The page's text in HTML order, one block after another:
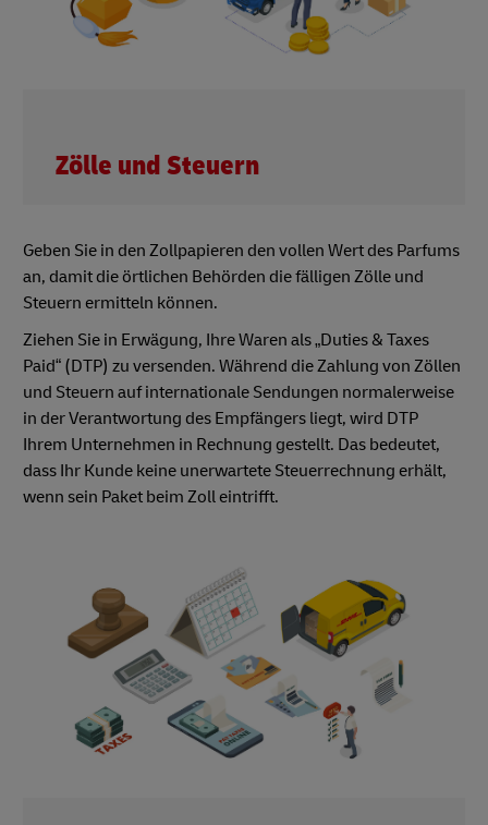
Zölle und Steuern
Geben Sie in den Zollpapieren den vollen Wert des Parfums
an, damit die örtlichen Behörden die fälligen Zölle und
Steuern ermitteln können.
Ziehen Sie in Erwägung, Ihre Waren als „Duties & Taxes
Paid“ (DTP) zu versenden. Während die Zahlung von Zöllen
und Steuern auf internationale Sendungen normalerweise
in der Verantwortung des Empfängers liegt, wird DTP
Ihrem Unternehmen in Rechnung gestellt. Das bedeutet,
dass Ihr Kunde keine unerwartete Steuerrechnung erhält,
wenn sein Paket beim Zoll eintrifft.